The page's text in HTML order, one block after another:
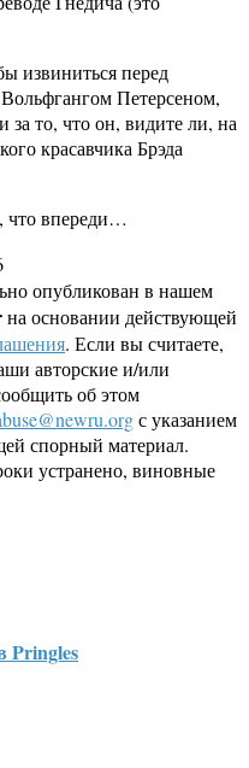
извиниться перед
Петерсеном,
за то, что он, видите ли, на
красавчика Брэда
что впереди…
опубликован в нашем
на основании действующей
. Если вы считаете,
авторские и/или
об этом
с указанием
спорный материал.
устранено, виновные
Pringles